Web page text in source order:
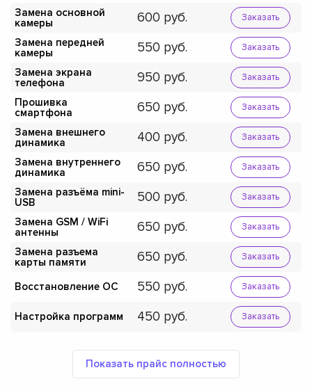
Замена основной
камеры
600 Заказать
Замена передней
камеры
550 Заказать
Замена экрана
телефона
950 Заказать
Прошивка
смартфона
650 Заказать
Замена внешнего
динамика
400 Заказать
Замена внутреннего
динамика
650 Заказать
Замена разъёма mini-
USB
500 Заказать
Замена GSM / WiFi
антенны
650 Заказать
Замена разъема
карты памяти
650 Заказать
Восстановление ОС 550 Заказать
Настройка программ 450 Заказать
Показать прайс полностью